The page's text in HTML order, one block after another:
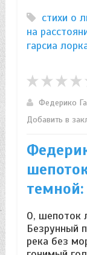
стихи о
на
гарсиа
Федерико
Добавить в
темной:
О, шепоток
Безрунный
река без